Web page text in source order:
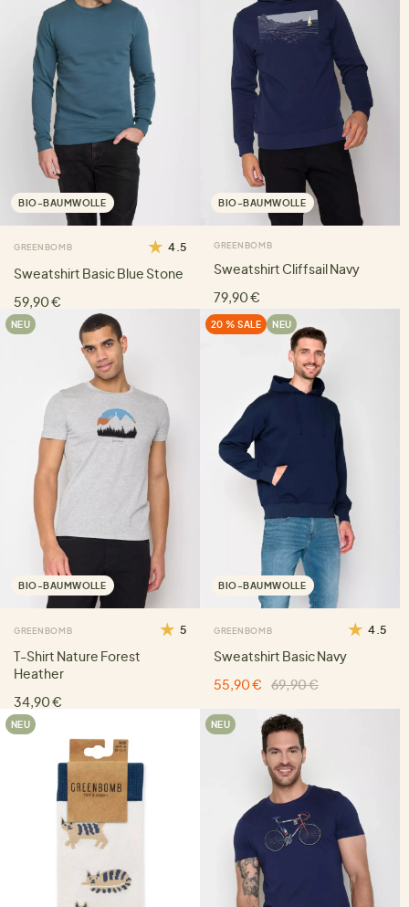
BIO-BAUMWOLLE
GREENBOMB 4.5
Sweatshirt Basic Blue Stone
59,90 €
BIO-BAUMWOLLE
GREENBOMB
Sweatshirt Cliffsail Navy
79,90 €
NEU
BIO-BAUMWOLLE
GREENBOMB 5
T-Shirt Nature Forest
Heather
34,90 €
20 % SALE NEU
BIO-BAUMWOLLE
GREENBOMB 4.5
Sweatshirt Basic Navy
55,90 €
69,90 €
NEU NEU